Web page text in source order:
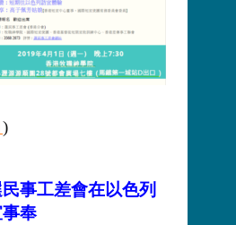
)
事工差會在以色列
奉